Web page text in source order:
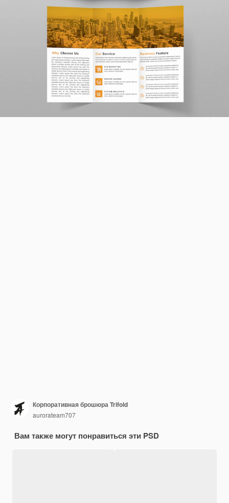
Корпоративная брошюра Trifold
aurorateam707
Вам также могут понравиться эти PSD